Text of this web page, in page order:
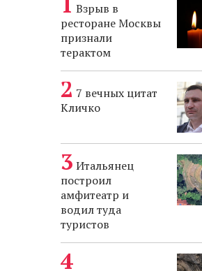
Взрыв в
ресторане Москвы
признали
терактом
7 вечных цитат
Кличко
Итальянец
построил
амфитеатр и
водил туда
туристов